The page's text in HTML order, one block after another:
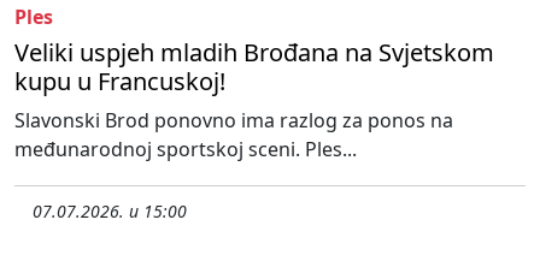
Ples
Veliki uspjeh mladih Brođana na Svjetskom
kupu u Francuskoj!
Slavonski Brod ponovno ima razlog za ponos na
međunarodnoj sportskoj sceni. Ples...
07.07.2026. u 15:00